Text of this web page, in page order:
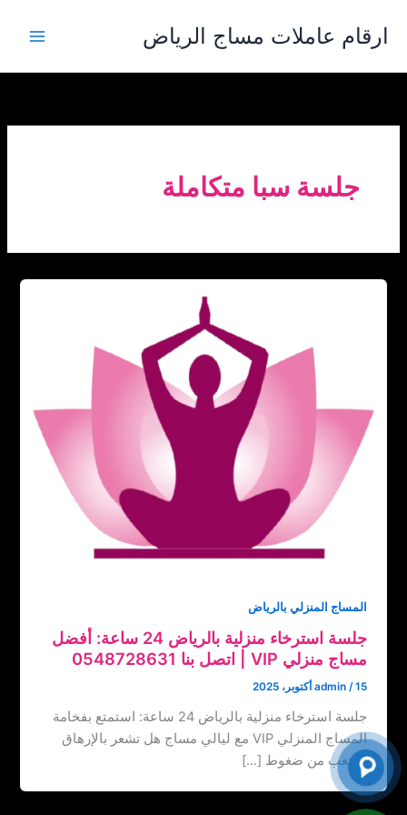
المحتوى
ارقام عاملات مساج الرياض
جلسة سبا متكاملة
المساج المنزلي بالرياض
جلسة استرخاء منزلية بالرياض 24 ساعة: أفضل
مساج منزلي VIP | اتصل بنا ‏‪0548728631
admin /15 أكتوبر، 2025
جلسة استرخاء منزلية بالرياض 24 ساعة: استمتع بفخامة
المساج المنزلي VIP مع ليالي مساج هل تشعر بالإرهاق
والتعب من ضغوط […]